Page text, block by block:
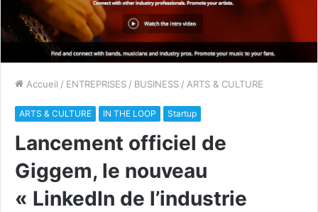
Accueil / ENTREPRISES / BUSINESS / ARTS & CULTURE
ARTS & CULTURE IN THE LOOP Startup
Lancement officiel de
Giggem, le nouveau
« LinkedIn de l’industrie